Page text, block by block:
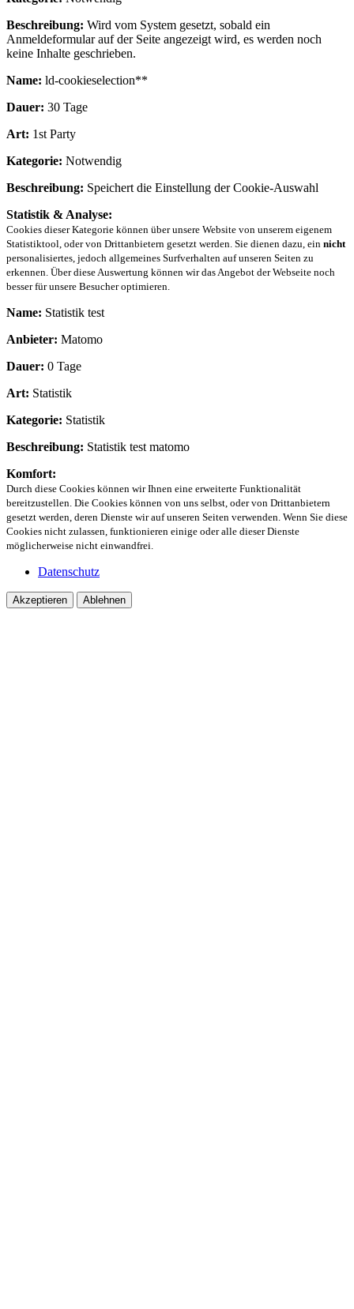
Beschreibung: Wird vom System gesetzt, sobald ein
Anmeldeformular auf der Seite angezeigt wird, es werden noch
keine Inhalte geschrieben.
Name: ld-cookieselection**
Dauer: 30 Tage
Art: 1st Party
Kategorie: Notwendig
Beschreibung: Speichert die Einstellung der Cookie-Auswahl
Statistik & Analyse:
Cookies dieser Kategorie können über unsere Website von unserem eigenem
Statistiktool, oder von Drittanbietern gesetzt werden. Sie dienen dazu, ein nicht
personalisiertes, jedoch allgemeines Surfverhalten auf unseren Seiten zu
erkennen. Über diese Auswertung können wir das Angebot der Webseite noch
besser für unsere Besucher optimieren.
Name: Statistik test
Anbieter: Matomo
Dauer: 0 Tage
Art: Statistik
Kategorie: Statistik
Beschreibung: Statistik test matomo
Komfort:
Durch diese Cookies können wir Ihnen eine erweiterte Funktionalität
bereitzustellen. Die Cookies können von uns selbst, oder von Drittanbietern
gesetzt werden, deren Dienste wir auf unseren Seiten verwenden. Wenn Sie diese
Cookies nicht zulassen, funktionieren einige oder alle dieser Dienste
möglicherweise nicht einwandfrei.
Datenschutz
Akzeptieren Ablehnen